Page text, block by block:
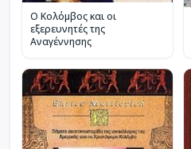
Ο Κολόμβος και οι
εξερευνητές της
Αναγέννησης